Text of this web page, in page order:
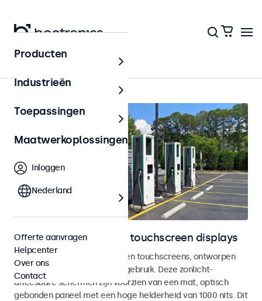
Home
Outdoor monitoren en touchscreen displays
Weersbestendige monitoren en touchscreens, ontworpen
voor zowel binnen- als buitengebruik. Deze zonlicht-
afleesbare schermen zijn voorzien van een mat, optisch
gebonden paneel met een hoge helderheid van 1000 nits. Dit
Producten
Industrieën
Toepassingen
Maatwerkoplossingen
Inloggen
Nederland
Offerte aanvragen
Helpcenter
Over ons
Contact